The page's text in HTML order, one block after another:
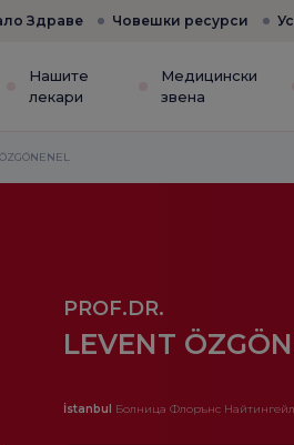
Здраве Човешки ресурси
Нашите
лекари
Медицински
звена
PROF.DR.
LEVENT
İstanbul Болница Флорънс Найтингейл